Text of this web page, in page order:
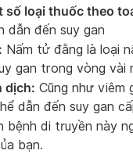
số loại thuốc theo
dẫn đến suy gan
Nấm tử đằng là loại
gan trong vòng vài
dịch: Cũng như viêm
dẫn đến suy gan
bệnh di truyền này
bạn.